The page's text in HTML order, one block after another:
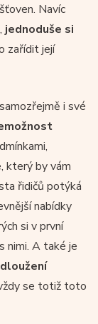
Navíc
jednoduše si
zařídit její
i své
který by vám
řidičů potýká
nabídky
si v první
nimi. A také je
se totiž toto